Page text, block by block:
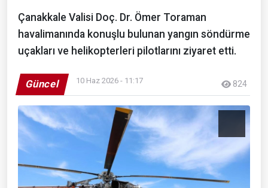
Çanakkale Valisi Doç. Dr. Ömer Toraman
havalimanında konuşlu bulunan yangın söndürme
uçakları ve helikopterleri pilotlarını ziyaret etti.
Güncel 10 Haz 2026 - 11:17 824